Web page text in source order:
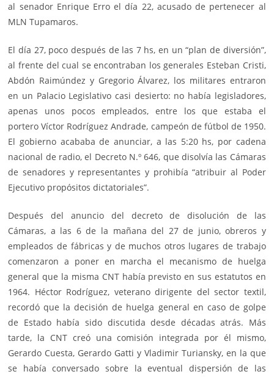
al senador Enrique Erro el día 22, acusado de pertenecer al
MLN Tupamaros.
El día 27, poco después de las 7 hs, en un “plan de diversión”,
al frente del cual se encontraban los generales Esteban Cristi,
Abdón Raimúndez y Gregorio Álvarez, los militares entraron
en un Palacio Legislativo casi desierto: no había legisladores,
apenas unos pocos empleados, entre los que estaba el
portero Víctor Rodríguez Andrade, campeón de fútbol de 1950.
El gobierno acababa de anunciar, a las 5:20 hs, por cadena
nacional de radio, el Decreto N.º 646, que disolvía las Cámaras
de senadores y representantes y prohibía “atribuir al Poder
Ejecutivo propósitos dictatoriales”.
Después del anuncio del decreto de disolución de las
Cámaras, a las 6 de la mañana del 27 de junio, obreros y
empleados de fábricas y de muchos otros lugares de trabajo
comenzaron a poner en marcha el mecanismo de huelga
general que la misma CNT había previsto en sus estatutos en
1964. Héctor Rodríguez, veterano dirigente del sector textil,
recordó que la decisión de huelga general en caso de golpe
de Estado había sido discutida desde décadas atrás. Más
tarde, la CNT creó una comisión integrada por él mismo,
Gerardo Cuesta, Gerardo Gatti y Vladimir Turiansky, en la que
se había conversado sobre la eventual dispersión de las